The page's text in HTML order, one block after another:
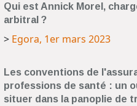
Qui est Annick Morel,
arbitral ?
> Egora, 1er mars 2023
Les conventions de
professions de santé : un
situer dans la panoplie de